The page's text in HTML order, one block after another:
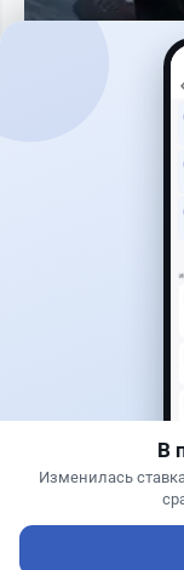
Въезд в
понадобится
В
Изменилась